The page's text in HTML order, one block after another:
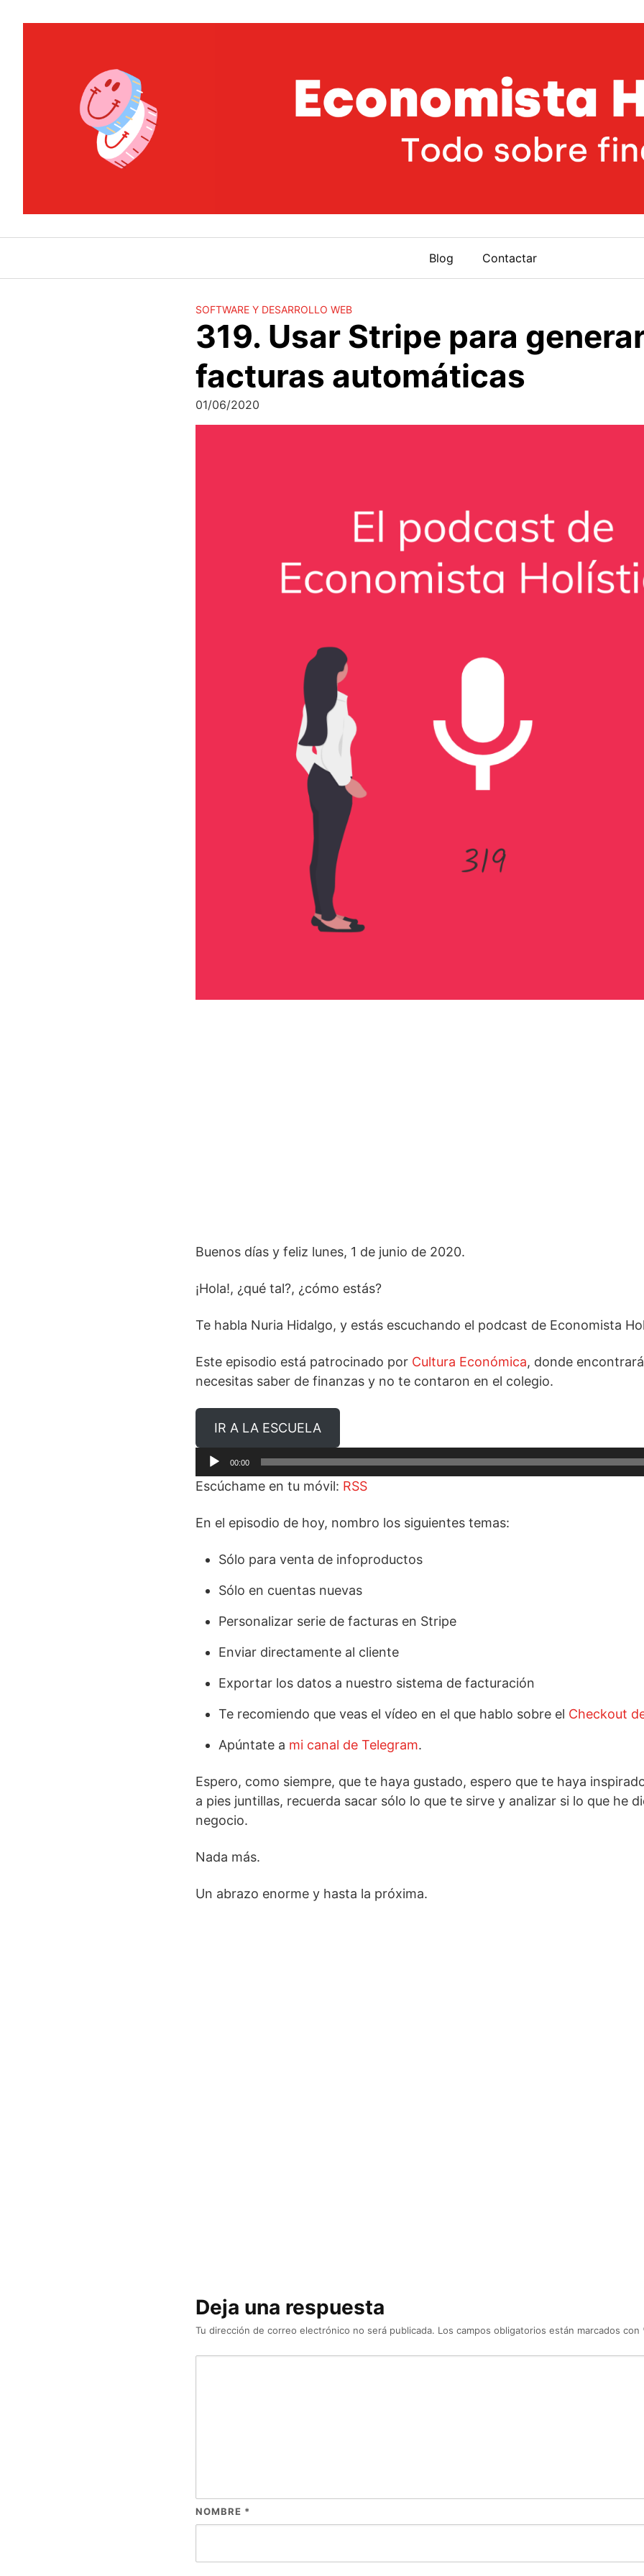
Blog Contactar
SOFTWARE Y DESARROLLO WEB
319. Usar Stripe para
facturas automáticas
01/06/2020
Buenos días y feliz lunes, 1 de junio de 2020.
¡Hola!, ¿qué tal?, ¿cómo estás?
Te habla Nuria Hidalgo, y estás escuchando el podcast de Economista
Este episodio está patrocinado por Cultura Económica, donde
necesitas saber de finanzas y no te contaron en el colegio.
IR A LA ESCUELA
Reproductor
de
audio
00:00
Escúchame en tu móvil: RSS
En el episodio de hoy, nombro los siguientes temas:
Sólo para venta de infoproductos
Sólo en cuentas nuevas
Personalizar serie de facturas en Stripe
Enviar directamente al cliente
Exportar los datos a nuestro sistema de facturación
Te recomiendo que veas el vídeo en el que hablo sobre el Checkout
Apúntate a mi canal de Telegram.
Espero, como siempre, que te haya gustado, espero que te haya
a pies juntillas, recuerda sacar sólo lo que te sirve y analizar si lo que he
negocio.
Nada más.
Un abrazo enorme y hasta la próxima.
Deja una respuesta
Tu dirección de correo electrónico no será publicada. Los campos obligatorios están marcados con
NOMBRE *